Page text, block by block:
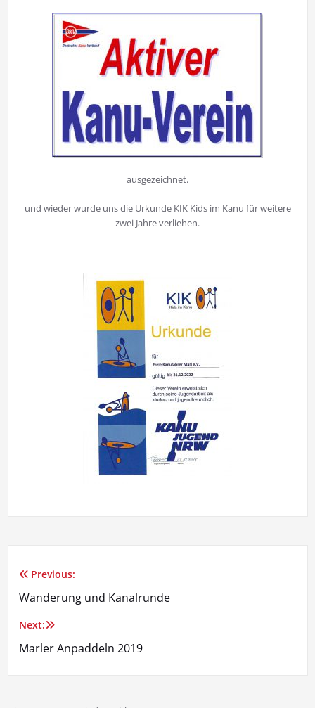
ausgezeichnet.
und wieder wurde uns die Urkunde KIK Kids im Kanu für weitere
zwei Jahre verliehen.
Beitragsnavigation
Previous:
Wanderung und Kanalrunde
Next:
Marler Anpaddeln 2019